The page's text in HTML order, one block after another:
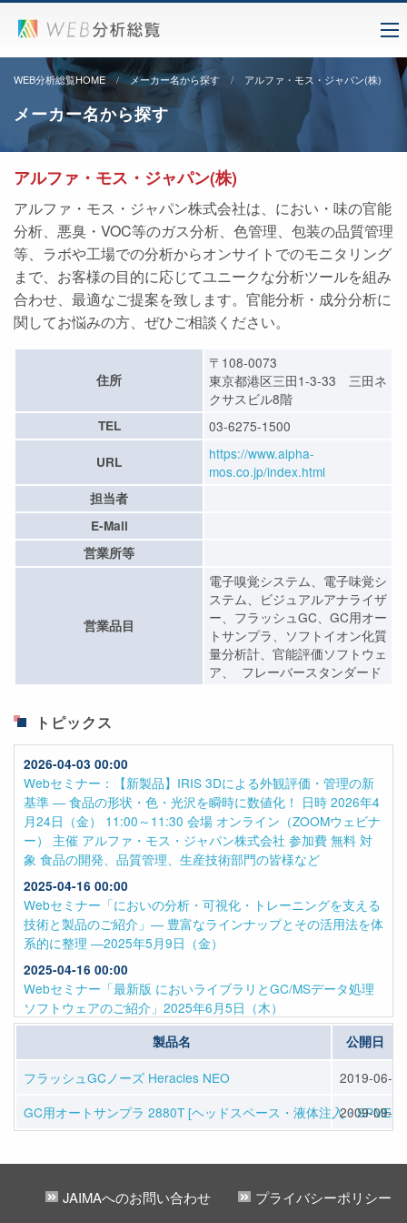
WEB分析総覧HOME メーカー名から探す アルファ・モス・ジャパン(株)
メーカー名から探す
アルファ・モス・ジャパン(株)
アルファ・モス・ジャパン株式会社は、におい・味の官能
分析、悪臭・VOC等のガス分析、色管理、包装の品質管理
等、ラボや工場での分析からオンサイトでのモニタリング
まで、お客様の目的に応じてユニークな分析ツールを組み
合わせ、最適なご提案を致します。官能分析・成分分析に
関してお悩みの方、ぜひご相談ください。
住所
〒108-0073
東京都港区三田1-3-33 三田ネ
クサスビル8階
TEL 03-6275-1500
URL
https://www.alpha-
mos.co.jp/index.html
担当者
E-Mail
営業所等
営業品目
電子嗅覚システム、電子味覚シ
ステム、ビジュアルアナライザ
ー、フラッシュGC、GC用オー
トサンプラ、ソフトイオン化質
量分析計、官能評価ソフトウェ
ア、 フレーバースタンダード
トピックス
製品名 公開日
フラッシュGCノーズ Heracles NEO
2019-06-01
GC用オートサンプラ 2880T [ヘッドスペース・液体注入・SPME］
2009-09-14
JAIMAへのお問い合わせ プライバシーポリシー